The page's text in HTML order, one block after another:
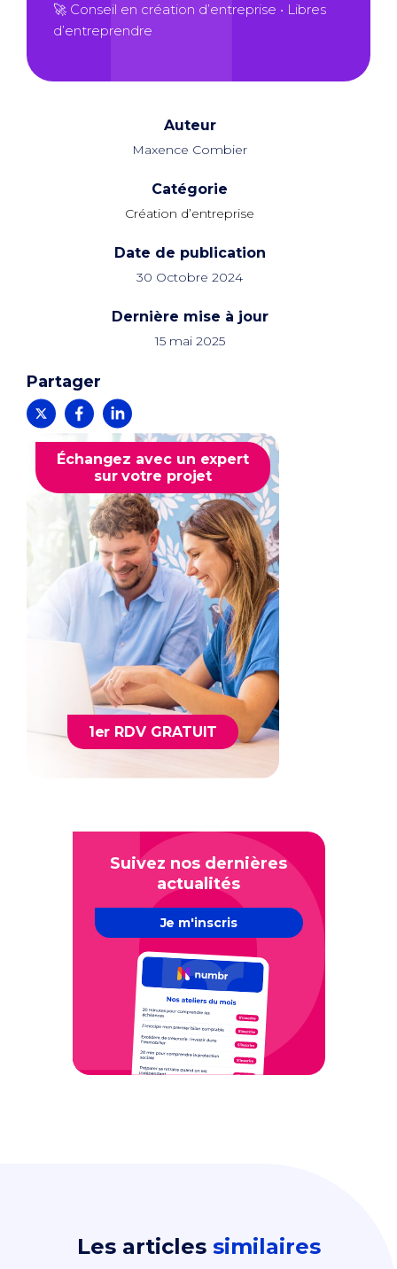
🚀 Conseil en création d’entreprise • Libres
d’entreprendre
Auteur
Maxence Combier
Catégorie
Création d’entreprise
Date de publication
30 Octobre 2024
Dernière mise à jour
15 mai 2025
Partager
Échangez avec un expert
sur votre projet
1er RDV GRATUIT
Suivez nos dernières
actualités
Je m'inscris
Les articles similaires